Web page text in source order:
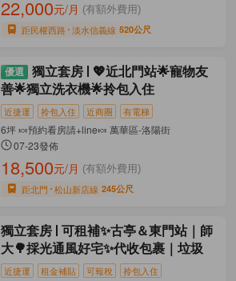
22,000元/月 (有額外費用)
距民權西路 淡水信義線 520公尺
獨立套房
💖近北門站🌟寵物友
善🌟獨立洗衣機🌟拎包入住
近捷運 拎包入住 近商圈 有電梯
6坪 🍬預約看房請+line🍬 萬華區-洛陽街
07-23發佈
18,500元/月 (有額外費用)
距北門 松山新店線 245公尺
獨立套房
可租補✨古亭＆東門站｜師
大🌳採光通風好宅✨代收包裹｜垃圾
近捷運 租金補貼 可報稅 拎包入住